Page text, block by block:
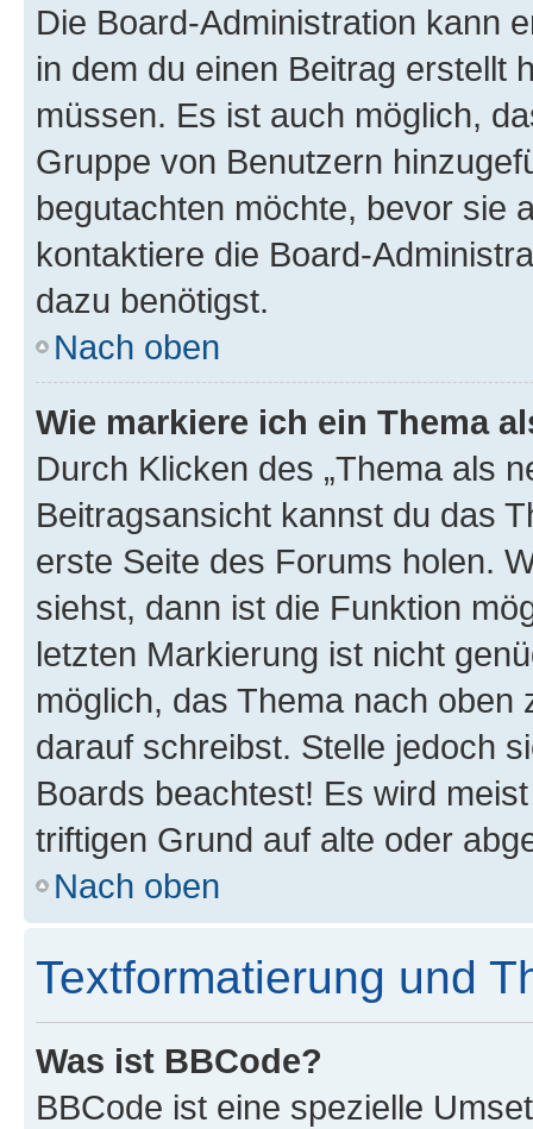
Die Board-Administration kann
in dem du einen Beitrag erstellt
müssen. Es ist auch möglich,
Gruppe von Benutzern
begutachten möchte, bevor sie
kontaktiere die Board-
dazu benötigst.
Nach oben
Wie markiere ich ein Thema
Durch Klicken des „Thema als
Beitragsansicht kannst du das
erste Seite des Forums holen.
siehst, dann ist die Funktion
letzten Markierung ist nicht
möglich, das Thema nach oben
darauf schreibst. Stelle jedoch
Boards beachtest! Es wird
triftigen Grund auf alte oder
Nach oben
Textformatierung und
Was ist BBCode?
BBCode ist eine spezielle